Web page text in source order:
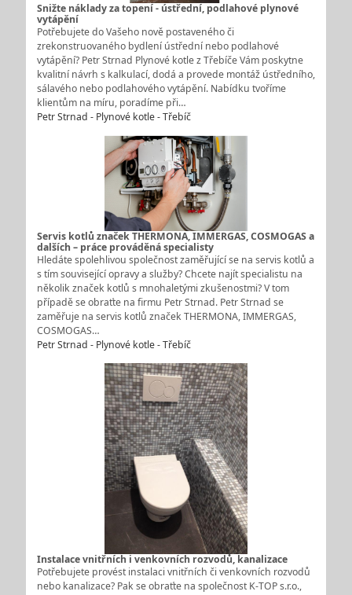
Snižte náklady za topení - ústřední, podlahové plynové
vytápění
Potřebujete do Vašeho nově postaveného či
zrekonstruovaného bydlení ústřední nebo podlahové
vytápění? Petr Strnad Plynové kotle z Třebíče Vám poskytne
kvalitní návrh s kalkulací, dodá a provede montáž ústředního,
sálavého nebo podlahového vytápění. Nabídku tvoříme
klientům na míru, poradíme při…
Petr Strnad - Plynové kotle - Třebíč
Servis kotlů značek THERMONA, IMMERGAS, COSMOGAS a
dalších – práce prováděná specialisty
Hledáte spolehlivou společnost zaměřující se na servis kotlů a
s tím související opravy a služby? Chcete najít specialistu na
několik značek kotlů s mnohaletými zkušenostmi? V tom
případě se obraťte na firmu Petr Strnad. Petr Strnad se
zaměřuje na servis kotlů značek THERMONA, IMMERGAS,
COSMOGAS…
Petr Strnad - Plynové kotle - Třebíč
Instalace vnitřních i venkovních rozvodů, kanalizace
Potřebujete provést instalaci vnitřních či venkovních rozvodů
nebo kanalizace? Pak se obraťte na společnost K-TOP s.r.o.,